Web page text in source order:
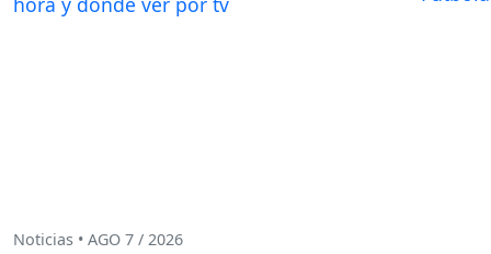
Noticias • AGO 7 / 2026